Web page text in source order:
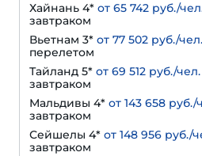
Хайнань 4* от 65 742 руб./
завтраком
Вьетнам 3* от 77 502 руб./чел.
перелетом
Тайланд 5* от 69 512 руб./чел.
завтраком
Мальдивы 4* от 143 658 руб./
завтраком
Сейшелы 4* от 148 956 руб./
завтраком